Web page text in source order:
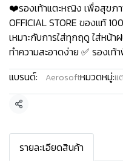
❤️รองเท้าแตะหญิง เพื่อสุขภ
OFFICIAL STORE ของแท้
เหมาะกับการใส่ทุกฤดู ใส่หน้า
ทำความสะอาดง่าย ✅ รองเ
แบรนด์:
Aerosoftหมวดหมู่:แ
แชร์
รายละเอียดสินค้า